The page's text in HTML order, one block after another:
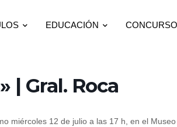
EDUCACIÓN
| Gral. Roca
miércoles 12 de julio a las 17 h, en el Museo